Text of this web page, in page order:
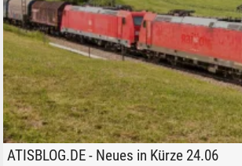
ATISBLOG.DE Neues in Kürze 24.06
ATISBLOG.DE - Neues in Kürze 24.06